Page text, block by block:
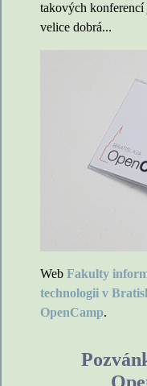
takových
velice dobrá...
Web Fakulty
technologii v
OpenCamp.